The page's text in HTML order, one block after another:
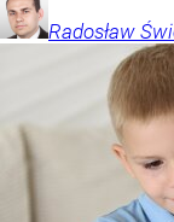
Radosław